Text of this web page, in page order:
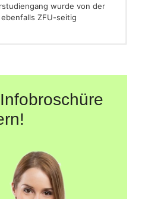
wurde von der
ZFU-seitig